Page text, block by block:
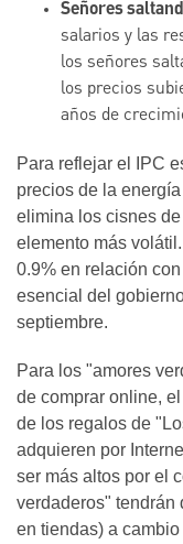
Señores
salarios y las
los señores
los precios
años de
Para reflejar el IPC
precios de la
elimina los cisnes de
elemento más
0.9% en relación
esencial del
septiembre.
Para los "amores
de comprar online,
de los regalos de
adquieren por
ser más altos por el
verdaderos" tendrán
en tiendas) a